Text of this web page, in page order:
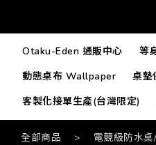
Otaku-Eden 通販中心 等
動態桌布 Wallpaper
桌墊
客製化接單生產(台灣限定)
全部商品 > 電競級防水